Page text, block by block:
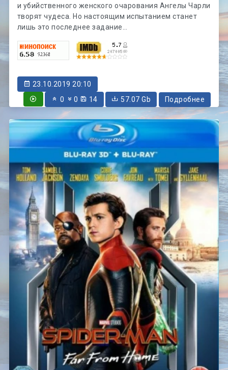
и убийственного женского очарования Ангелы Чарли
творят чудеса. Но настоящим испытанием станет
лишь это последнее задание…
23.10.2019 20:10
0
0 14 57.07 Gb Подробнее